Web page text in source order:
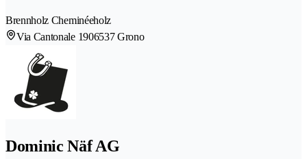
Brennholz Cheminéeholz
Via Cantonale 1906537 Grono
Dominic Näf AG